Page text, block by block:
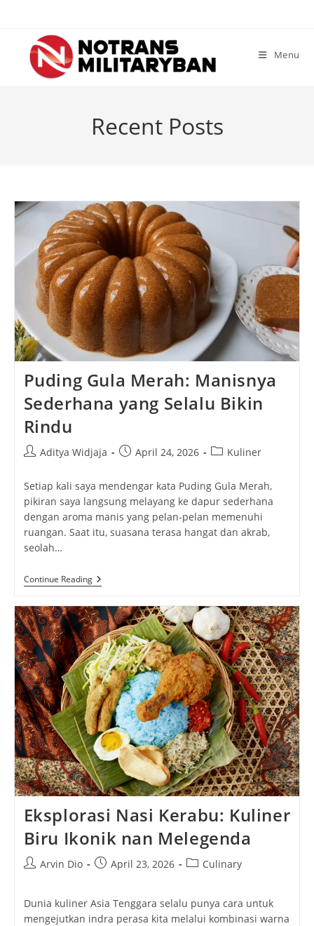
content
Menu
Recent Posts
Puding Gula Merah: Manisnya
Sederhana yang Selalu Bikin
Rindu
PostAditya Widjaja
PostApril 24, 2026
PostKuliner
Setiap kali saya mendengar kata Puding Gula Merah,
pikiran saya langsung melayang ke dapur sederhana
dengan aroma manis yang pelan-pelan memenuhi
ruangan. Saat itu, suasana terasa hangat dan akrab,
seolah…
Continue ReadingPuding
Gula
Manisnya
Sederhana
Yang
Selalu
Bikin
Rindu
Eksplorasi Nasi Kerabu: Kuliner
Biru Ikonik nan Melegenda
PostArvin Dio
PostApril 23, 2026
PostCulinary
Dunia kuliner Asia Tenggara selalu punya cara untuk
mengejutkan indra perasa kita melalui kombinasi warna